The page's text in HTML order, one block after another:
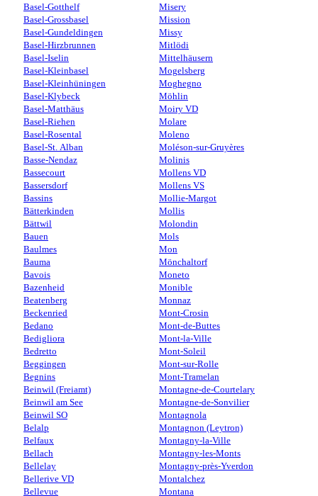
Basel-Gotthelf
Basel-Grossbasel
Basel-Gundeldingen
Basel-Hirzbrunnen
Basel-Iselin
Basel-Kleinbasel
Basel-Kleinhüningen
Basel-Klybeck
Basel-Matthäus
Basel-Riehen
Basel-Rosental
Basel-St. Alban
Basse-Nendaz
Bassecourt
Bassersdorf
Bassins
Bätterkinden
Bättwil
Bauen
Baulmes
Bauma
Bavois
Bazenheid
Beatenberg
Beckenried
Bedano
Bedigliora
Bedretto
Beggingen
Begnins
Beinwil (Freiamt)
Beinwil am See
Beinwil SO
Belalp
Belfaux
Bellach
Bellelay
Bellerive VD
Bellevue
Misery
Mission
Missy
Mitlödi
Mittelhäusern
Mogelsberg
Moghegno
Möhlin
Moiry VD
Molare
Moleno
Moléson-sur-Gruyères
Molinis
Mollens VD
Mollens VS
Mollie-Margot
Mollis
Molondin
Mols
Mon
Mönchaltorf
Moneto
Monible
Monnaz
Mont-Crosin
Mont-de-Buttes
Mont-la-Ville
Mont-Soleil
Mont-sur-Rolle
Mont-Tramelan
Montagne-de-Courtelary
Montagne-de-Sonvilier
Montagnola
Montagnon (Leytron)
Montagny-la-Ville
Montagny-les-Monts
Montagny-près-Yverdon
Montalchez
Montana